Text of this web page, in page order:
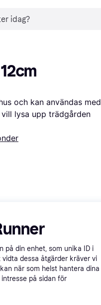
och kan användas med
lysa upp trädgården
Rekommenderad
på din enhet, som unika ID i
dessa åtgärder kräver vi
när som helst hantera dina
på sidan för